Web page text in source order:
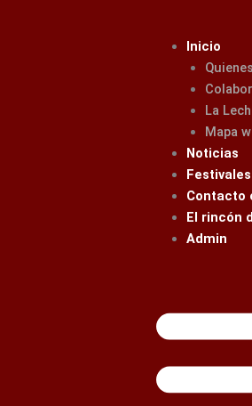
Inicio
La
Mapa
Noticias
Festivales
Contacto
El rincón
Admin